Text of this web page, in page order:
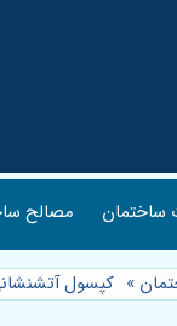
ساختمان مصالح
» کپسول